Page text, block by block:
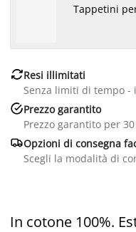
Tappetini
Resi illimitati
Senza limiti di tempo -
Prezzo garantito
Prezzo garantito per
Opzioni di consegna
Scegli la modalità di
In cotone 100%.